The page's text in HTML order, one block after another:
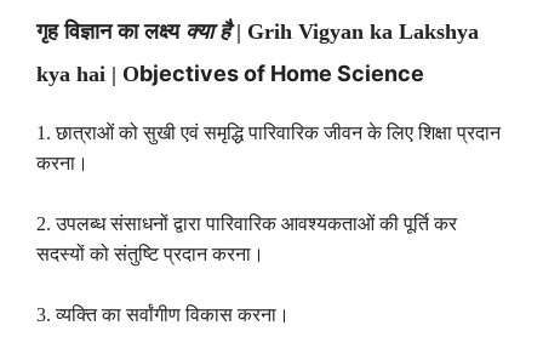
गृह विज्ञान का लक्ष्य क्या है| Grih Vigyan ka Lakshya
kya hai | Objectives of Home Science
1.छात्राओं को सुखी एवं समृद्धि पारिवारिक जीवन के लिए शिक्षा प्रदान
करना।
2.उपलब्ध संसाधनों द्वारा पारिवारिक आवश्यकताओं की पूर्ति कर
सदस्यों को संतुष्टि प्रदान करना।
3.व्यक्ति का सर्वांगीण विकास करना।